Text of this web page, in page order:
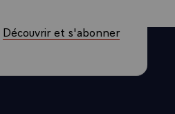
Découvrir et s'abonner